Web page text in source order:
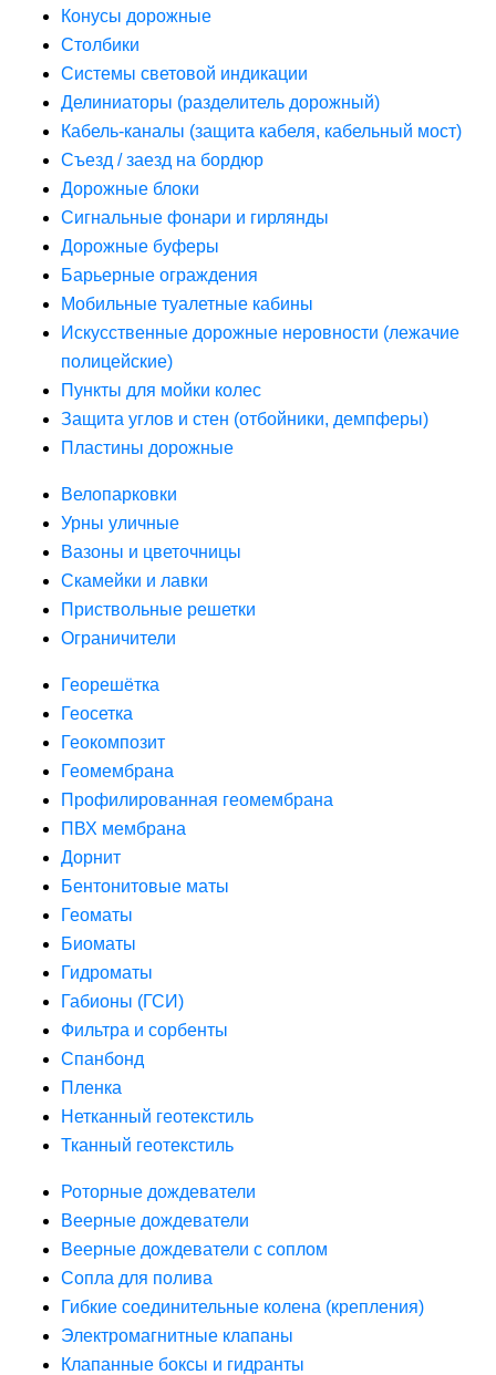
Конусы дорожные
Столбики
Системы световой индикации
Делиниаторы (разделитель дорожный)
Кабель-каналы (защита кабеля, кабельный мост)
Съезд / заезд на бордюр
Дорожные блоки
Сигнальные фонари и гирлянды
Дорожные буферы
Барьерные ограждения
Мобильные туалетные кабины
Искусственные дорожные неровности (лежачие
полицейские)
Пункты для мойки колес
Защита углов и стен (отбойники, демпферы)
Пластины дорожные
Велопарковки
Урны уличные
Вазоны и цветочницы
Скамейки и лавки
Приствольные решетки
Ограничители
Георешётка
Геосетка
Геокомпозит
Геомембрана
Профилированная геомембрана
ПВХ мембрана
Дорнит
Бентонитовые маты
Геоматы
Биоматы
Гидроматы
Габионы (ГСИ)
Фильтра и сорбенты
Спанбонд
Пленка
Нетканный геотекстиль
Тканный геотекстиль
Роторные дождеватели
Веерные дождеватели
Веерные дождеватели с соплом
Сопла для полива
Гибкие соединительные колена (крепления)
Электромагнитные клапаны
Клапанные боксы и гидранты